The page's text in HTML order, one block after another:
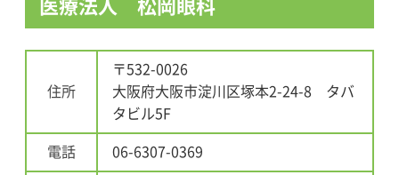
医療法人 松岡眼科
住所
〒532-0026
大阪府大阪市淀川区塚本2-24-8 タバ
タビル5F
電話 06-6307-0369